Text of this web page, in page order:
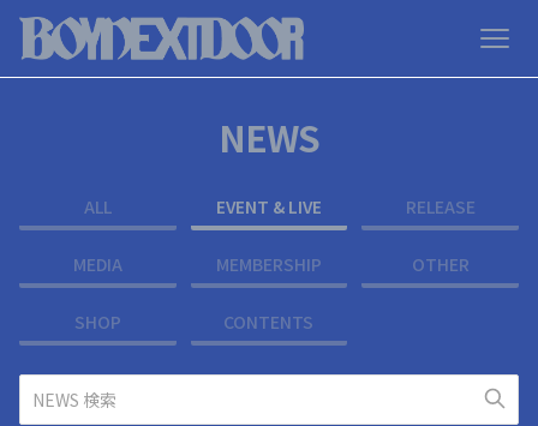
NEWS
ALL EVENT & LIVE RELEASE
MEDIA MEMBERSHIP OTHER
SHOP CONTENTS